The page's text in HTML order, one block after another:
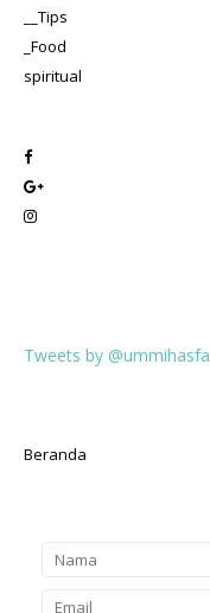
__Tips
_Food
spiritual
Tweets by @ummihasfa
Beranda